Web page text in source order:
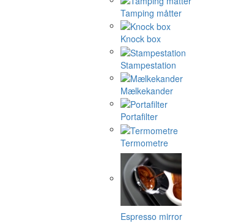
Tamping måtter
Knock box
Stampestation
Mælkekander
Portafilter
Termometre
Espresso mirror